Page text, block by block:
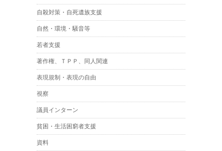
自殺対策・自死遺族支援
自然・環境・騒音等
若者支援
著作権、ＴＰＰ、同人関連
表現規制・表現の自由
視察
議員インターン
貧困・生活困窮者支援
資料